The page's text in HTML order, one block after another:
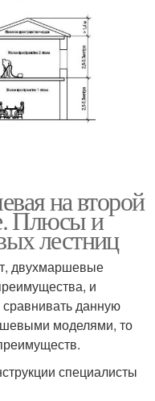
на второй
Плюсы и
лестниц
двухмаршевые
и
данную
моделями, то
специалисты